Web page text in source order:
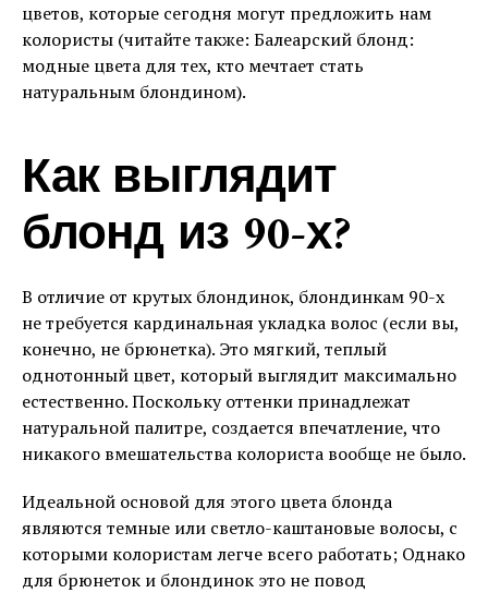
цветов, которые сегодня могут предложить нам
колористы (читайте также: Балеарский блонд:
модные цвета для тех, кто мечтает стать
натуральным блондином).
Как выглядит
блонд из 90-х?
В отличие от крутых блондинок, блондинкам 90-х
не требуется кардинальная укладка волос (если вы,
конечно, не брюнетка). Это мягкий, теплый
однотонный цвет, который выглядит максимально
естественно. Поскольку оттенки принадлежат
натуральной палитре, создается впечатление, что
никакого вмешательства колориста вообще не было.
Идеальной основой для этого цвета блонда
являются темные или светло-каштановые волосы, с
которыми колористам легче всего работать; Однако
для брюнеток и блондинок это не повод